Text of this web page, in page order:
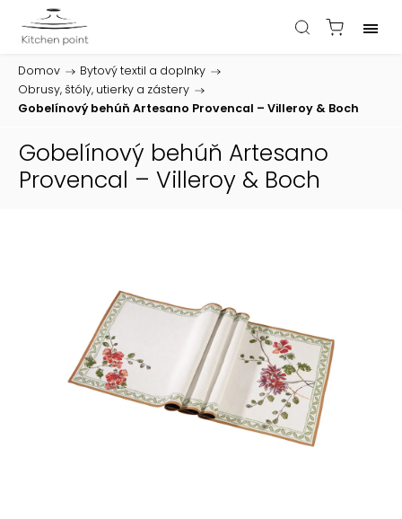
Domov / Bytový textil a doplnky /
Obrusy, štóly, utierky a zástery /
Gobelínový behúň Artesano Provencal – Villeroy & Boch
Gobelínový behúň Artesano
Provencal – Villeroy & Boch